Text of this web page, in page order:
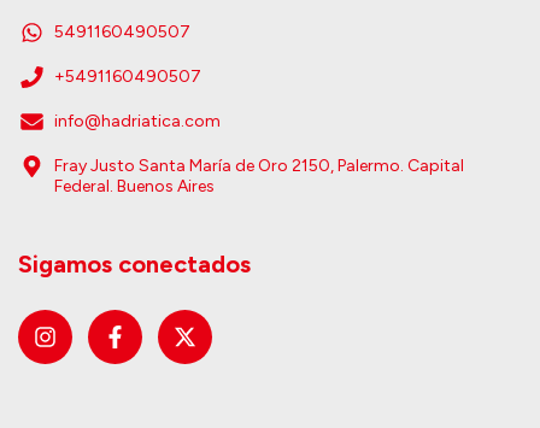
5491160490507
+5491160490507
info@hadriatica.com
Fray Justo Santa María de Oro 2150, Palermo. Capital
Federal. Buenos Aires
Sigamos conectados